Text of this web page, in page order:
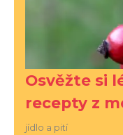
Osvěžte si
recepty z
jídlo a pití